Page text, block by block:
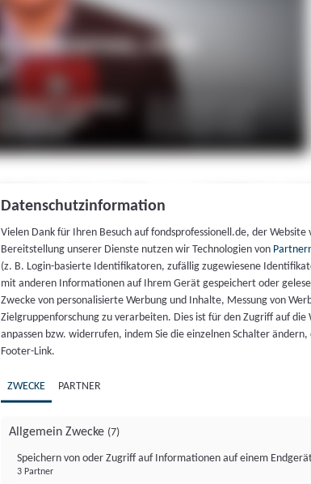
Datenschutzinformation
Vielen Dank für Ihren Besuch auf fondsprofessionell.de, der
Bereitstellung unserer Dienste nutzen wir Technologien von
(z. B. Login-basierte Identifikatoren, zufällig zugewiesene
mit anderen Informationen auf Ihrem Gerät gespeichert oder
Zwecke von personalisierte Werbung und Inhalte, Messung von
Zielgruppenforschung zu verarbeiten. Dies ist für den Zugriff auf
anpassen bzw. widerrufen, indem Sie die einzelnen Schalter
Footer-Link.
ZWECKE PARTNER
Allgemein Zwecke (7)
Speichern von oder Zugriff auf Informationen auf einem
3 Partner